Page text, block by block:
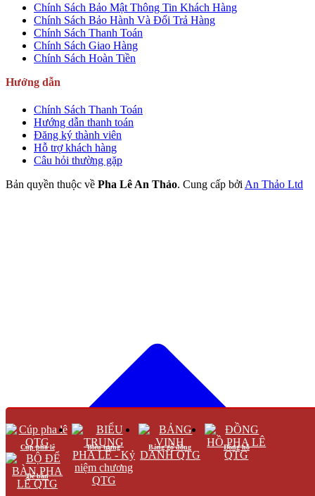
Cúp pha lê Biểu trưng Bảng gỗ đồng Đồng hồ
Để bàn
Chính Sách Bảo Mật Thông Tin Khách Hàng
Chính Sách Bảo Hành Và Đổi Trả Hàng
Chính Sách Thanh Toán
Chính Sách Giao Hàng
Chính Sách Hoàn Tiền
Hướng dẫn
Chính Sách Thanh Toán
Hướng dẫn thanh toán
Đăng ký thành viên
Hỗ trợ khách hàng
Câu hỏi thường gặp
Bản quyền thuộc về Pha Lê An Thảo. Cung cấp bởi An Thảo Ltd